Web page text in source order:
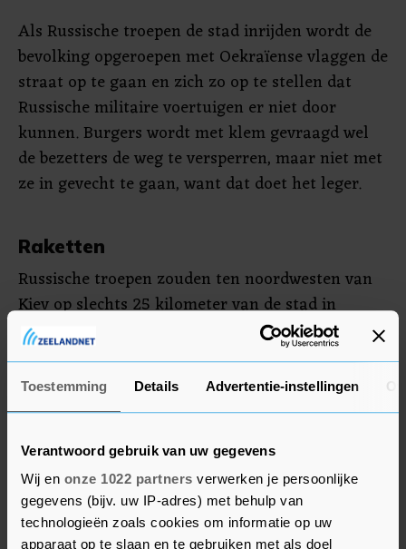
Toestemming Details Advertentie-instellingen
Verantwoord gebruik van uw gegevens
Wij en onze 1022 partners verwerken je persoonlijke
gegevens (bijv. uw IP-adres) met behulp van
technologieën zoals cookies om informatie op uw
apparaat op te slaan en te gebruiken met als doel
Als Russische troepen de stad inrijden wordt de
bevolking opgeroepen met Oekraïense vlaggen de
straat op te gaan en zich zo op te stellen dat
Russische militaire voertuigen er niet door
kunnen. Burgers wordt met klem gevraagd wel
de bezetters de weg te versperren, maar niet met
ze in gevecht te gaan, want dat doet het leger.
Raketten
Russische troepen zouden ten noordwesten van
Kiev op slechts 25 kilometer van de stad in
gevecht met de Oekraïense strijdkrachten zijn.
Moskou heeft herhaaldelijk gezegd dat het
militaire ingrijpen dat vroeg op donderdag
en dat het geen plannen heeft steden binnen te
trekken. Burgers hoeven nergens bang voor te
zijn. Moskou stelt dat het vrijdag geen raketten
op doelen in Kiev heeft afgevuurd.